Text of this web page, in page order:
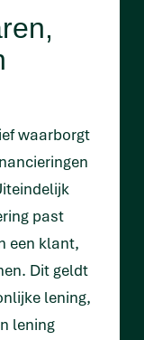
waarborgt
past
een klant,
Dit geldt
lening,
lening